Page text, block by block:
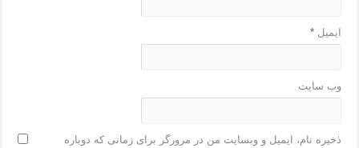
ایمیل*
وب‌ سایت
ذخیره نام، ایمیل و وبسایت من در مرورگر برای زمانی که دوباره